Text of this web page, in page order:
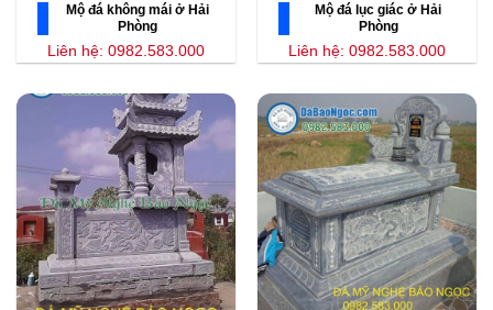
Mộ đá không mái ở Hải
Phòng
Liên hệ: 0982.583.000
Mộ đá lục giác ở Hải
Phòng
Liên hệ: 0982.583.000